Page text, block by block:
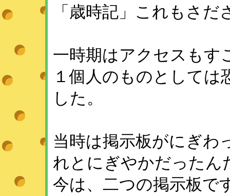
「歳時記」これもさ
一時期はアクセスもす
１個人のものとして
した。
当時は掲示板がにぎわ
れとにぎやかだったん
今は、二つの掲示板で